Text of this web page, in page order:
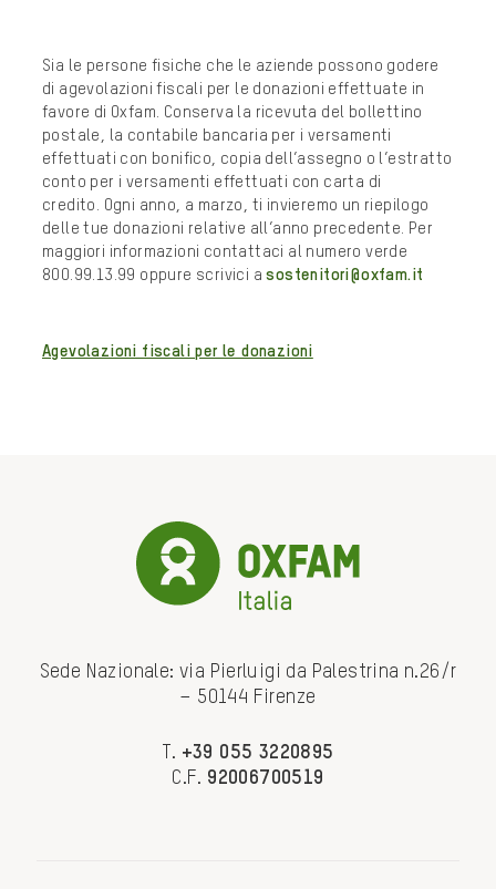
Sia le persone fisiche che le aziende possono godere
di agevolazioni fiscali per le donazioni effettuate in
favore di Oxfam. Conserva la ricevuta del bollettino
postale, la contabile bancaria per i versamenti
effettuati con bonifico, copia dell’assegno o l’estratto
conto per i versamenti effettuati con carta di
credito. Ogni anno, a marzo, ti invieremo un riepilogo
delle tue donazioni relative all’anno precedente. Per
maggiori informazioni contattaci al numero verde
800.99.13.99 oppure scrivici asostenitori@oxfam.it
Agevolazioni fiscali per le donazioni
Sede Nazionale: via Pierluigi da Palestrina n.26/r
– 50144 Firenze
T. +39 055 3220895
C.F. 92006700519